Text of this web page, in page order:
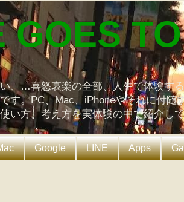
GOES
、…喜怒哀楽の全部、人生で体験す
す。PC、Mac、iPhoneやそれに付
い方、考え方を実体験の中で紹介し
Google LINE Apps